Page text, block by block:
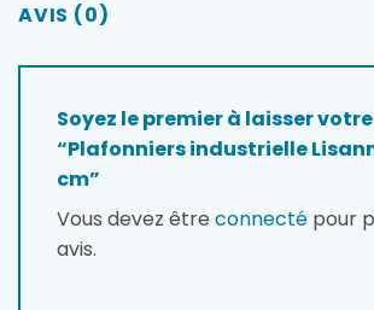
AVIS (0)
Soyez le premier à laisser
“Plafonniers industrielle
cm”
Vous devez être connecté pour
avis.